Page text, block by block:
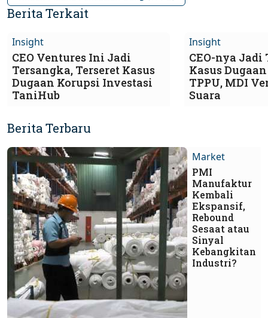
Berita Terkait
Insight
CEO Ventures Ini Jadi
Tersangka, Terseret Kasus
Dugaan Korupsi Investasi
TaniHub
Insight
CEO-nya Jadi
Kasus
TPPU, MDI
Suara
Berita Terbaru
Market
PMI
Manufaktur
Kembali
Ekspansif,
Rebound
Sesaat atau
Sinyal
Kebangkitan
Industri?